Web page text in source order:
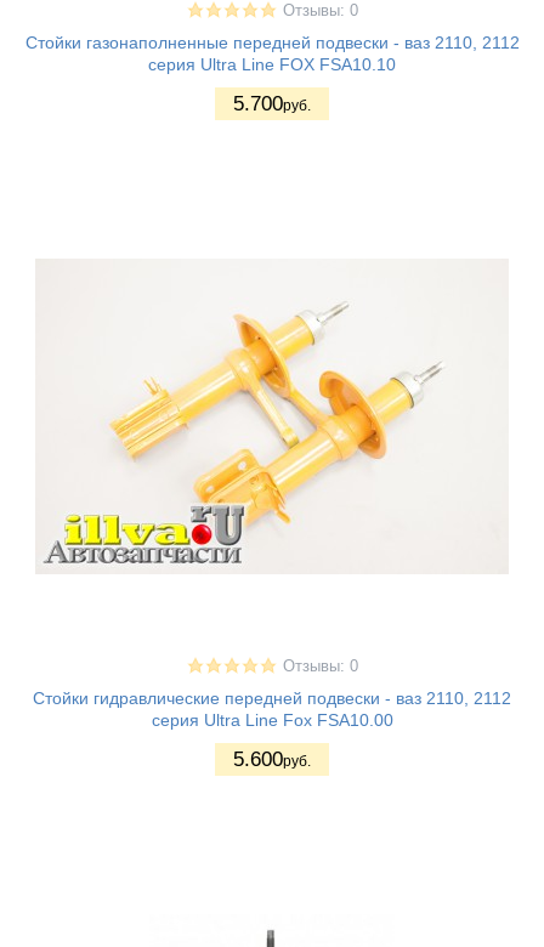
Отзывы: 0
Стойки газонаполненные передней подвески - ваз 2110, 2112
серия Ultra Line FOX FSA10.10
5.700руб.
Отзывы: 0
Стойки гидравлические передней подвески - ваз 2110, 2112
серия Ultra Line Fox FSA10.00
5.600руб.